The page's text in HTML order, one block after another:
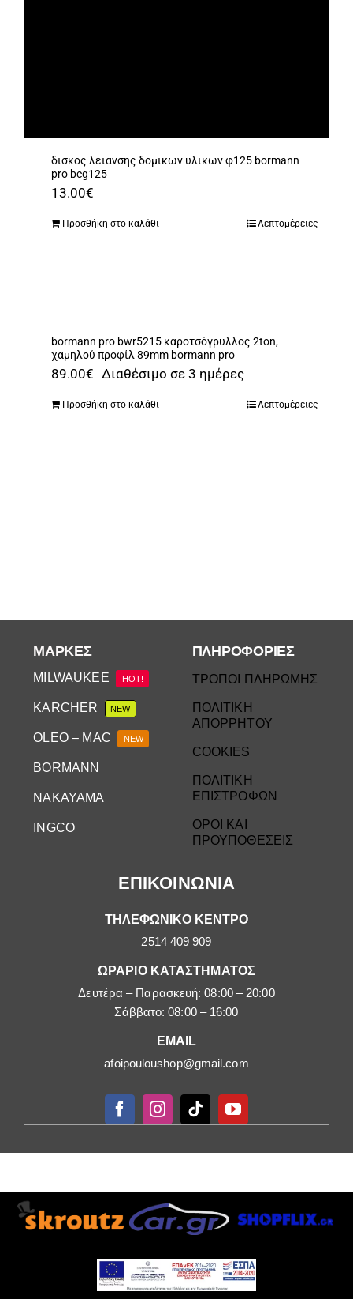
δισκος λειανσης δομικων υλικων φ125 bormann
pro bcg125
13.00€
Προσθήκη στο καλάθι Λεπτομέρειες
bormann pro bwr5215 καροτσόγρυλλος 2ton,
χαμηλού προφίλ 89mm bormann pro
89.00€ Διαθέσιμο σε 3 ημέρες
Προσθήκη στο καλάθι Λεπτομέρειες
ΕΠΙΚΟΙΝΩΝΙΑ
ΤΗΛΕΦΩΝΙΚΟ ΚΕΝΤΡΟ
2514 409 909
ΩΡΑΡΙΟ ΚΑΤΑΣΤΗΜΑΤΟΣ
Δευτέρα – Παρασκευή: 08:00 – 20:00
Σάββατο: 08:00 – 16:00
EMAIL
afoipouloushop@gmail.com
ΜΆΡΚΕΣ
MILWAUKEE HOT!
KARCHER NEW
OLEO – MAC NEW
BORMANN
NAKAYAMA
INGCO
ΠΛΗΡΟΦΟΡΙΕΣ
ΤΡΟΠΟΙ ΠΛΗΡΩΜΗΣ
ΠΟΛΙΤΙΚΗ
ΑΠΟΡΡΗΤΟΥ
COOKIES
ΠΟΛΙΤΙΚΗ
ΕΠΙΣΤΡΟΦΩΝ
ΟΡΟΙ ΚΑΙ
ΠΡΟΥΠΟΘΕΣΕΙΣ